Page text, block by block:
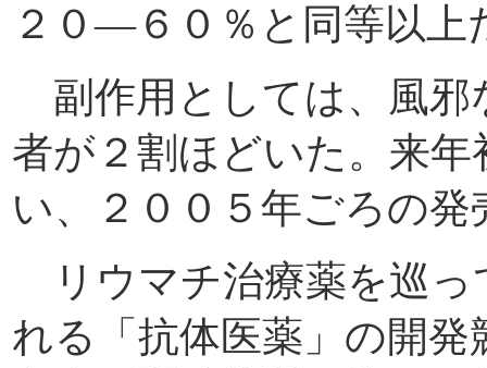
２０―６０％と同等以上
副作用としては、風邪
者が２割ほどいた。来
い、２００５年ごろの発
リウマチ治療薬を巡っ
れる「抗体医薬」の開